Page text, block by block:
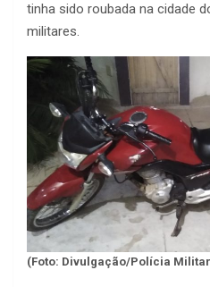
tinha sido roubada na cidade
militares.
(Foto: Divulgação/Polícia